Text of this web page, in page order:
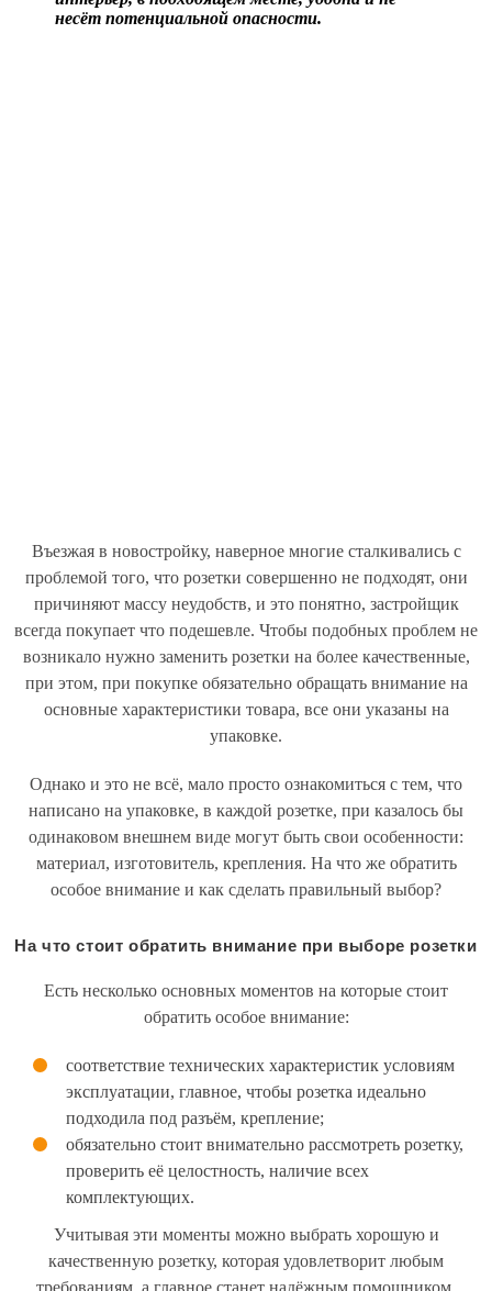
несёт потенциальной опасности.
Въезжая в новостройку, наверное многие сталкивались с
проблемой того, что розетки совершенно не подходят, они
причиняют массу неудобств, и это понятно, застройщик
всегда покупает что подешевле. Чтобы подобных проблем не
возникало нужно заменить розетки на более качественные,
при этом, при покупке обязательно обращать внимание на
основные характеристики товара, все они указаны на
упаковке.
Однако и это не всё, мало просто ознакомиться с тем, что
написано на упаковке, в каждой розетке, при казалось бы
одинаковом внешнем виде могут быть свои особенности:
материал, изготовитель, крепления. На что же обратить
особое внимание и как сделать правильный выбор?
На что стоит обратить внимание при выборе розетки
Есть несколько основных моментов на которые стоит
обратить особое внимание:
соответствие технических характеристик условиям
эксплуатации, главное, чтобы розетка идеально
подходила под разъём, крепление;
обязательно стоит внимательно рассмотреть розетку,
проверить её целостность, наличие всех
комплектующих.
Учитывая эти моменты можно выбрать хорошую и
качественную розетку, которая удовлетворит любым
требованиям, а главное станет надёжным помощником.